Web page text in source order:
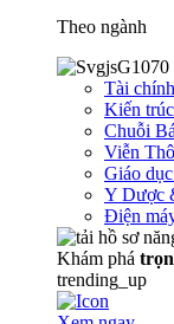
Theo ngành
Tài
Kiến
Chuỗi
Viễn
Giáo
Y Dược
Điện
Khám phá trọn
trending_up